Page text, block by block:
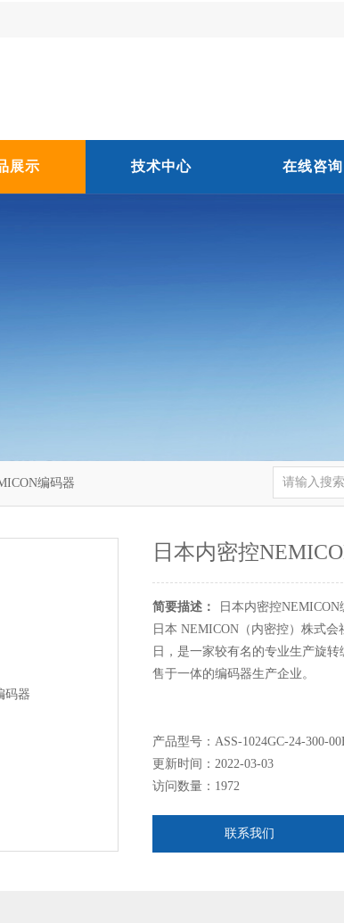
展示 技术中心 在线咨询
编码器
日本内密控
简要描述：
日本内密控NEMICON
日本 NEMICON（内密控）株式会
日，是一家较有名的专业生产旋
售于一体的编码器生产企业。
产品型号：ASS-1024GC-24-300-
更新时间：2022-03-03
访问数量：1972
联系我们